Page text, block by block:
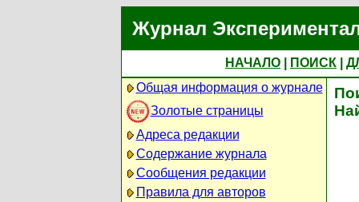
Журнал
НАЧАЛО ПОИСК
Общая информация о журнале
Золотые страницы
Адреса редакции
Содержание журнала
Сообщения редакции
Правила для авторов